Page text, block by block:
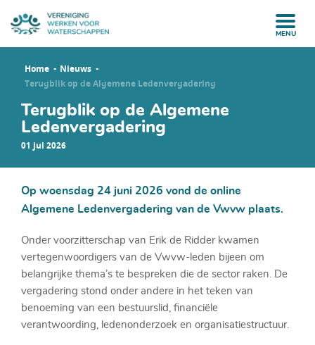
MENU
Home
Nieuws
Terugblik op de Algemene Ledenvergadering
Terugblik op de Algemene
Ledenvergadering
01 jul 2026
Op woensdag 24 juni 2026 vond de online
Algemene Ledenvergadering van de Vwvw plaats.
Onder voorzitterschap van Erik de Ridder kwamen
vertegenwoordigers van de Vwvw-leden bijeen om
belangrijke thema’s te bespreken die de sector raken. De
vergadering stond onder andere in het teken van
benoeming van een bestuurslid, financiële
verantwoording, ledenonderzoek en organisatiestructuur.